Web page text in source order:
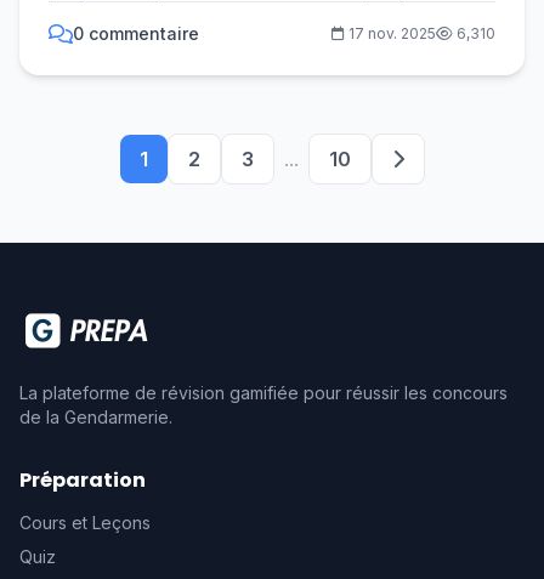
0 commentaire
17 nov. 2025 6,310
1 2 3 ... 10
La plateforme de révision gamifiée pour réussir les concours
de la Gendarmerie.
Préparation
Cours et Leçons
Quiz